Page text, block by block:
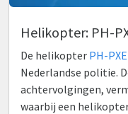
Helikopter: PH-
De helikopter PH-PXE
Nederlandse politie.
achtervolgingen,
waarbij een